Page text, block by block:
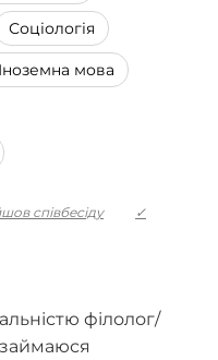
Соціологія
Іноземна мова
співбесіду
✓
філолог/